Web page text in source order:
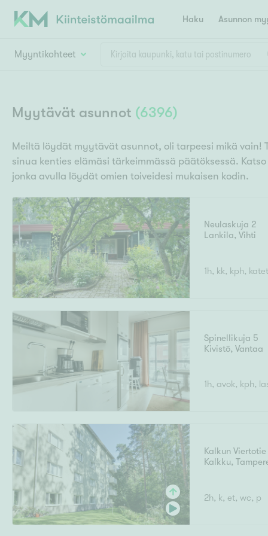
Haku Asunnon
E
Espoo
H
Hamina Helsinki
Hyvinkää
Hämeenlinna
I
Ilmajoki Ivalo
Joensuu Järvenpää
N
Myyntikohteet
Asuntotyyppi
Hinta
Pinta-ala
Rakennusvuosi
Myytävät asunnot (6396)
Meiltä löydät myytävät asunnot, oli tarpeesi mikä vain!
sinua kenties elämäsi tärkeimmässä päätöksessä.
jonka avulla löydät omien toiveidesi mukaisen kodin.
Neulaskuja 2
Lankila,Vihti
1h, kk, kph,
Spinellikuja 5
Kivistö,Vantaa
1h, avok, kph,
Kalkun Viertotie
Kalkku,
2h, k, et, wc, p